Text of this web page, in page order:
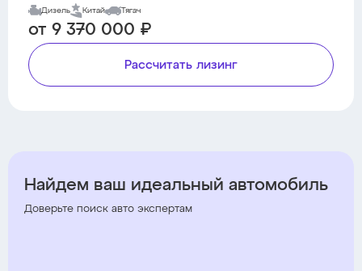
Дизель Китай Тягач
от 9 370 000 ₽
Рассчитать лизинг
Найдем ваш идеальный автомобиль
Доверьте поиск авто экспертам